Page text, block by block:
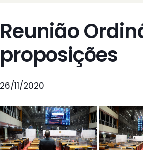
Reunião
proposições
26/11/2020